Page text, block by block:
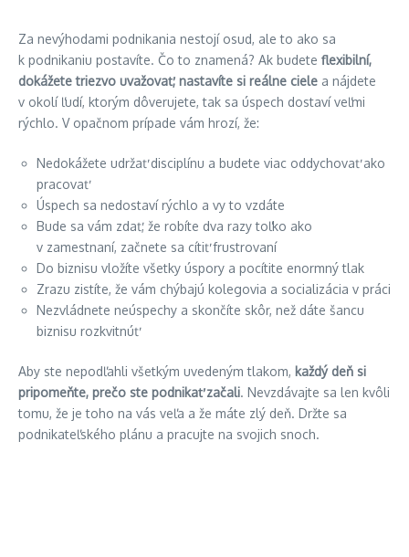
Za nevýhodami podnikania nestojí osud, ale to ako sa
k podnikaniu postavíte. Čo to znamená? Ak budete flexibilní,
dokážete triezvo uvažovať, nastavíte si reálne ciele a nájdete
v okolí ľudí, ktorým dôverujete, tak sa úspech dostaví veľmi
rýchlo. V opačnom prípade vám hrozí, že:
Nedokážete udržať disciplínu a budete viac oddychovať ako
pracovať
Úspech sa nedostaví rýchlo a vy to vzdáte
Bude sa vám zdať, že robíte dva razy toľko ako
v zamestnaní, začnete sa cítiť frustrovaní
Do biznisu vložíte všetky úspory a pocítite enormný tlak
Zrazu zistíte, že vám chýbajú kolegovia a socializácia v práci
Nezvládnete neúspechy a skončíte skôr, než dáte šancu
biznisu rozkvitnúť
Aby ste nepodľahli všetkým uvedeným tlakom, každý deň si
pripomeňte, prečo ste podnikať začali. Nevzdávajte sa len kvôli
tomu, že je toho na vás veľa a že máte zlý deň. Držte sa
podnikateľského plánu a pracujte na svojich snoch.